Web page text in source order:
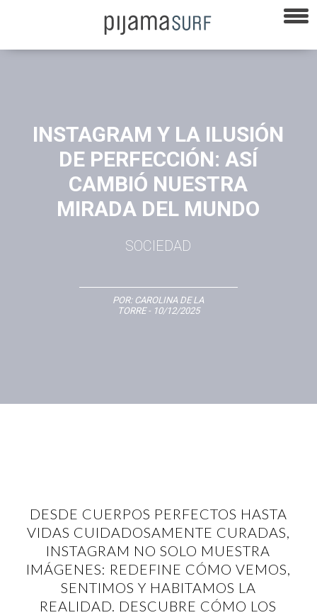
INSTAGRAM Y LA ILUSIÓN
DE PERFECCIÓN: ASÍ
CAMBIÓ NUESTRA
MIRADA DEL MUNDO
SOCIEDAD
POR: CAROLINA DE LA
TORRE- 10/12/2025
DESDE CUERPOS PERFECTOS HASTA
VIDAS CUIDADOSAMENTE CURADAS,
INSTAGRAM NO SOLO MUESTRA
IMÁGENES: REDEFINE CÓMO VEMOS,
SENTIMOS Y HABITAMOS LA
REALIDAD. DESCUBRE CÓMO LOS